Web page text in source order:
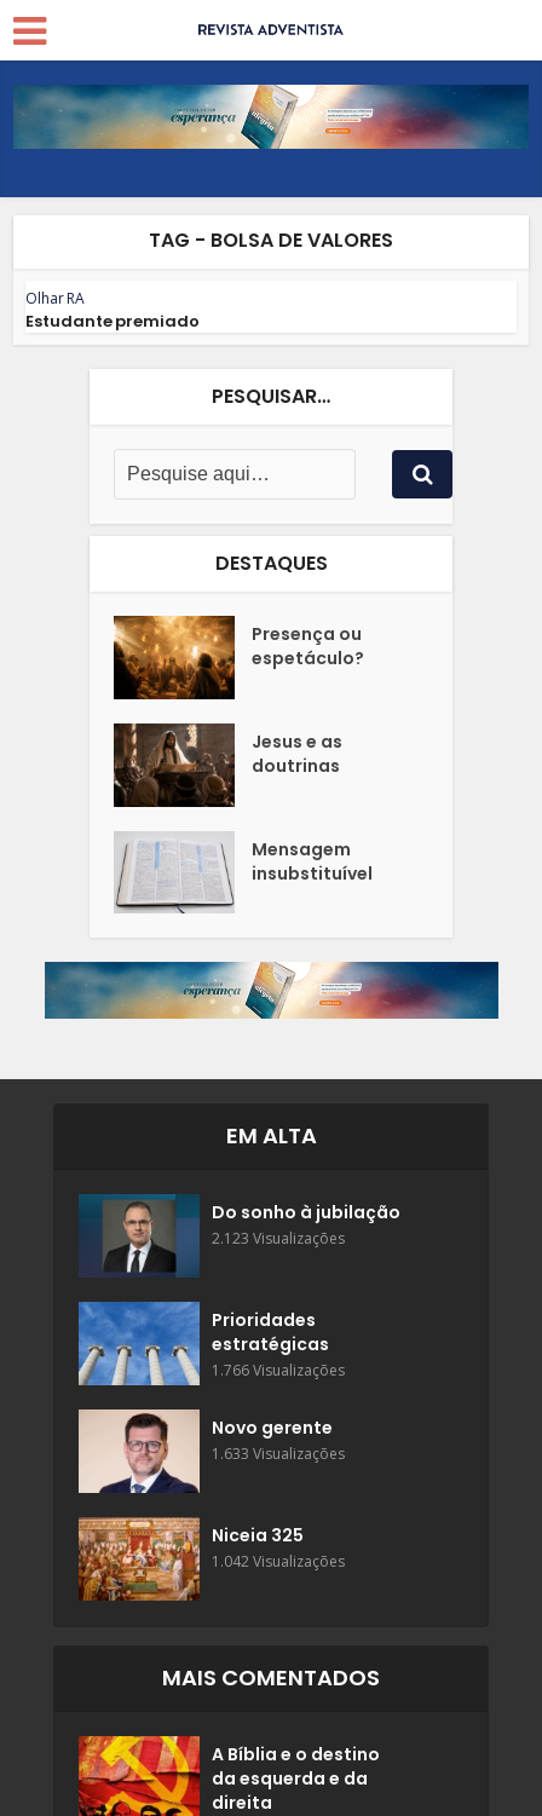
TAG - BOLSA DE VALORES
Olhar RA
Estudante premiado
PESQUISAR…
DESTAQUES
Presença ou
espetáculo?
Jesus e as
doutrinas
Mensagem
insubstituível
EM ALTA
Do sonho à jubilação
2.123 Visualizações
Prioridades
estratégicas
1.766 Visualizações
Novo gerente
1.633 Visualizações
Niceia 325
1.042 Visualizações
MAIS COMENTADOS
A Bíblia e o destino
da esquerda e da
direita